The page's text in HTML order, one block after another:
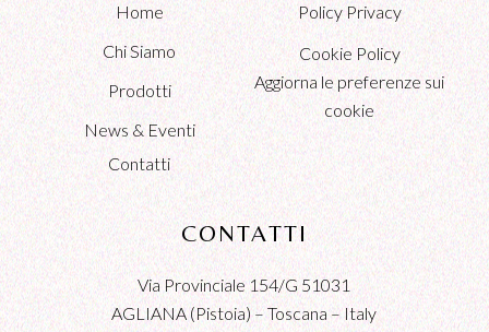
Home
Chi Siamo
Prodotti
News & Eventi
Contatti
Policy Privacy
Cookie Policy
Aggiorna le preferenze sui
cookie
CONTATTI
Via Provinciale 154/G 51031
AGLIANA (Pistoia) – Toscana – Italy